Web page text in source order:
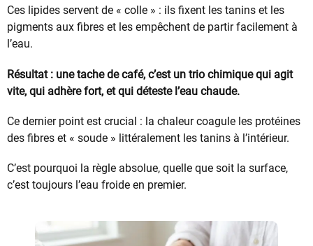
Ces lipides servent de « colle » : ils fixent les tanins et les
pigments aux fibres et les empêchent de partir facilement à
l’eau.
Résultat : une tache de café, c’est un trio chimique qui agit
vite, qui adhère fort, et qui déteste l’eau chaude.
Ce dernier point est crucial : la chaleur coagule les protéines
des fibres et « soude » littéralement les tanins à l’intérieur.
C’est pourquoi la règle absolue, quelle que soit la surface,
c’est toujours l’eau froide en premier.